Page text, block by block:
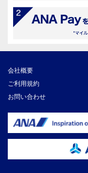
会社概要
ご利用規約
お問い合わせ